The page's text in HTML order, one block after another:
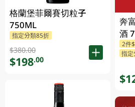
格蘭堡菲爾賽切粒子
750ML
指定分類85折
$380.00
$198.00
奔
酒
2件
指